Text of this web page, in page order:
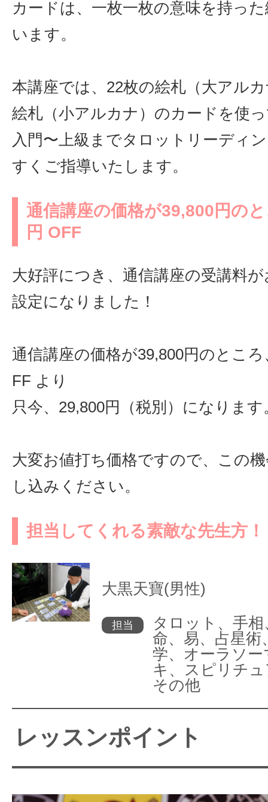
カードは、一枚一枚の意味を持っ
います。
本講座では、22枚の絵札（大アル
絵札（小アルカナ）のカードを使
入門〜上級までタロットリーディ
すくご指導いたします。
通信講座の価格が39,800円の
円 OFF
大好評につき、通信講座の受講料
設定になりました！
通信講座の価格が39,800円のとこ
FF より
只今、29,800円（税別）になります
大変お値打ち価格ですので、この
し込みください。
担当してくれる素敵な先生方！
大黒天寶(男性)
担当
タロット、手
命、易、占星術
学、オーラソ
キ、スピリチ
その他
レッスンポイント